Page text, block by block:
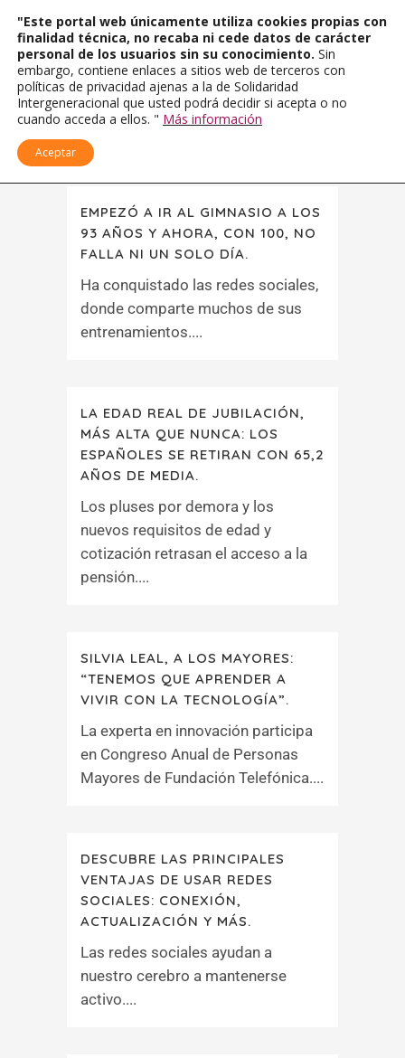
EMPEZÓ A IR AL GIMNASIO A LOS
93 AÑOS Y AHORA, CON 100, NO
FALLA NI UN SOLO DÍA.
Ha conquistado las redes sociales,
donde comparte muchos de sus
entrenamientos....
LA EDAD REAL DE JUBILACIÓN,
MÁS ALTA QUE NUNCA: LOS
ESPAÑOLES SE RETIRAN CON 65,2
AÑOS DE MEDIA.
Los pluses por demora y los
nuevos requisitos de edad y
cotización retrasan el acceso a la
pensión....
SILVIA LEAL, A LOS MAYORES:
“TENEMOS QUE APRENDER A
VIVIR CON LA TECNOLOGÍA”.
La experta en innovación participa
en Congreso Anual de Personas
Mayores de Fundación Telefónica....
DESCUBRE LAS PRINCIPALES
VENTAJAS DE USAR REDES
SOCIALES: CONEXIÓN,
ACTUALIZACIÓN Y MÁS.
Las redes sociales ayudan a
nuestro cerebro a mantenerse
activo....
"Este portal web únicamente utiliza cookies propias con
finalidad técnica, no recaba ni cede datos de carácter
personal de los usuarios sin su conocimiento. Sin
embargo, contiene enlaces a sitios web de terceros con
políticas de privacidad ajenas a la de Solidaridad
Intergeneracional que usted podrá decidir si acepta o no
cuando acceda a ellos. " Más información
Aceptar